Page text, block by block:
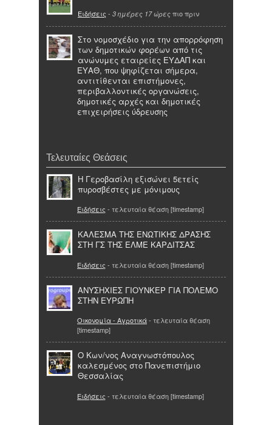
Ειδήσεις - 3 ημέρες 17 ώρες πιο πριν
Στο νομοσχέδιο για την απορρόφηση
των δημοτικών φορέων από τις
ανώνυμες εταιρείες ΕΥΔΑΠ και
ΕΥΑΘ, που ψηφίζεται σήμερα,
αντιτίθενται επιστήμονες,
περιβαλλοντικές οργανώσεις,
δημοτικές αρχές και δημοτικές
επιχειρήσεις ύδρευσης
Τελευταίες Θεάσεις
Η Γεροβασίλη εξισώνει 5ετείς
πυροσβέστες με μόνιμους
Ειδήσεις - τελευταία θέαση [timestamp]
ΚΑΛΕΣΜΑ ΤΗΣ ΕΝΩΤΙΚΗΣ ΔΡΑΣΗΣ
ΣΤΗ ΓΣ ΤΗΣ ΕΛΜΕ KΑΡΔΙΤΣΑΣ
Ειδήσεις - τελευταία θέαση [timestamp]
ΑΝΥΣΗΧΙΕΣ ΓΙΟΥΝΚΕΡ ΓΙΑ ΠΟΛΕΜΟ
ΣΤΗΝ ΕΥΡΩΠΗ
Οικονομία - Αγροτικά- τελευταία θέαση
[timestamp]
O Κων/νος Αναγνωστόπουλος
καλεσμένος στο Πανεπιστήμιο
Θεσσαλίας
Ειδήσεις - τελευταία θέαση [timestamp]